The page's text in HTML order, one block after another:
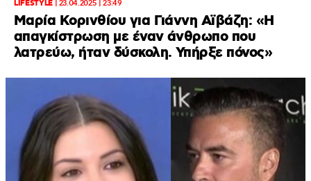
LIFESTYLE| 23.04.2025 | 23:49
Μαρία Κορινθίου για Γιάννη Αϊβάζη: «Η
απαγκίστρωση με έναν άνθρωπο που
λατρεύω, ήταν δύσκολη. Υπήρξε πόνος»